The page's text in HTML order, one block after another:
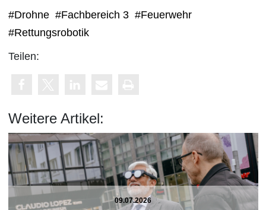
#Drohne #Fachbereich 3 #Feuerwehr
#Rettungsrobotik
Teilen:
Weitere Artikel:
09.07.2026